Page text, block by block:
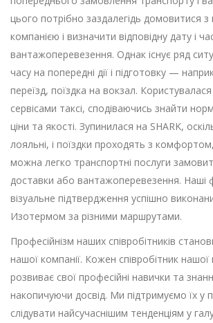
цього потрібно заздалегідь домовитися з
компанією і визначити відповідну дату і
вантажоперевезення. Однак існує ряд
часу на попередні дії і підготовку —
переїзд, поїздка на вокзал.
сервісами таксі, сподіваючись знайти
ціни та якості. Зупинилася на SHARK,
лояльні, і поїздки проходять з комфортом,
можна легко транспортні послуги
доставки або вантажоперевезення. Наші
візуальне підтвердження успішно
Изотермом за різними маршрутами.
Професійнізм наших співробітників
нашої компанії. Кожен співробітник
розвиває свої професійні навички та
накопичуючи досвід. Ми підтримуємо їх у
слідувати найсучаснішим тенденціям у